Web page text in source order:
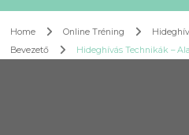
Home Online Tréning
Bevezető
Hideghívás Technikák –